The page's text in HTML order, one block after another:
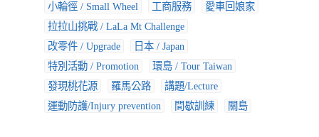
小輪徑 / Small Wheel
工商服務
愛車回娘家
拉拉山挑戰 / LaLa Mt Challenge
改零件 / Upgrade
日本 / Japan
特別活動 / Promotion
環島 / Tour Taiwan
發現桃花源
羅馬公路
講題/Lecture
運動防護/Injury prevention
間歇訓練 關島